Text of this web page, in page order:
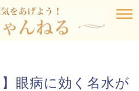
眼病に効く名水が